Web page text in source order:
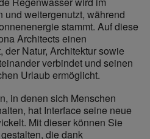
und weitergenutzt, während
stammt. Auf diese
Architects einen
Natur, Architektur sowie
verbindet und seinen
Urlaub ermöglicht.
in denen sich Menschen
hat Interface seine neue
Mit dieser können Sie
die dank